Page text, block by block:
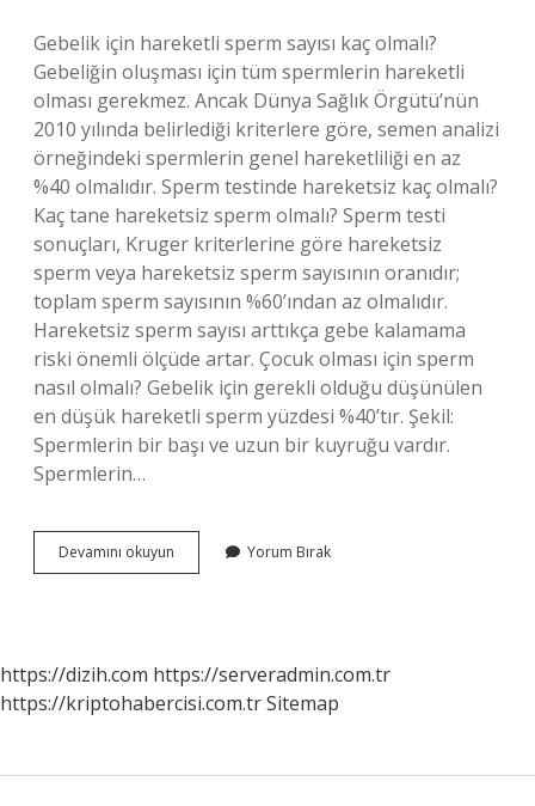
Gebelik için hareketli sperm sayısı kaç olmalı?
Gebeliğin oluşması için tüm spermlerin hareketli
olması gerekmez. Ancak Dünya Sağlık Örgütü’nün
2010 yılında belirlediği kriterlere göre, semen analizi
örneğindeki spermlerin genel hareketliliği en az
%40 olmalıdır. Sperm testinde hareketsiz kaç olmalı?
Kaç tane hareketsiz sperm olmalı? Sperm testi
sonuçları, Kruger kriterlerine göre hareketsiz
sperm veya hareketsiz sperm sayısının oranıdır;
toplam sperm sayısının %60’ından az olmalıdır.
Hareketsiz sperm sayısı arttıkça gebe kalamama
riski önemli ölçüde artar. Çocuk olması için sperm
nasıl olmalı? Gebelik için gerekli olduğu düşünülen
en düşük hareketli sperm yüzdesi %40’tır. Şekil:
Spermlerin bir başı ve uzun bir kuyruğu vardır.
Spermlerin…
Devamını okuyun
Olması
Olmalı
Yorum Bırak
https://dizih.com https://serveradmin.com.tr
https://kriptohabercisi.com.trSitemap